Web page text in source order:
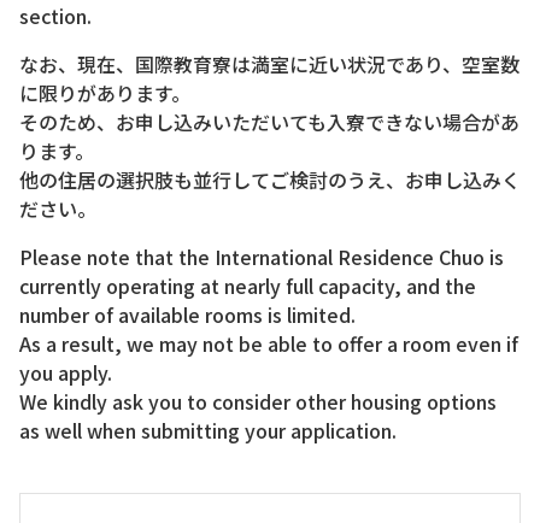
section.
なお、現在、国際教育寮は満室に近い状況であり、空室数
に限りがあります。
そのため、お申し込みいただいても入寮できない場合があ
ります。
他の住居の選択肢も並行してご検討のうえ、お申し込みく
ださい。
Please note that the International Residence Chuo is
currently operating at nearly full capacity, and the
number of available rooms is limited.
As a result, we may not be able to offer a room even if
you apply.
We kindly ask you to consider other housing options
as well when submitting your application.